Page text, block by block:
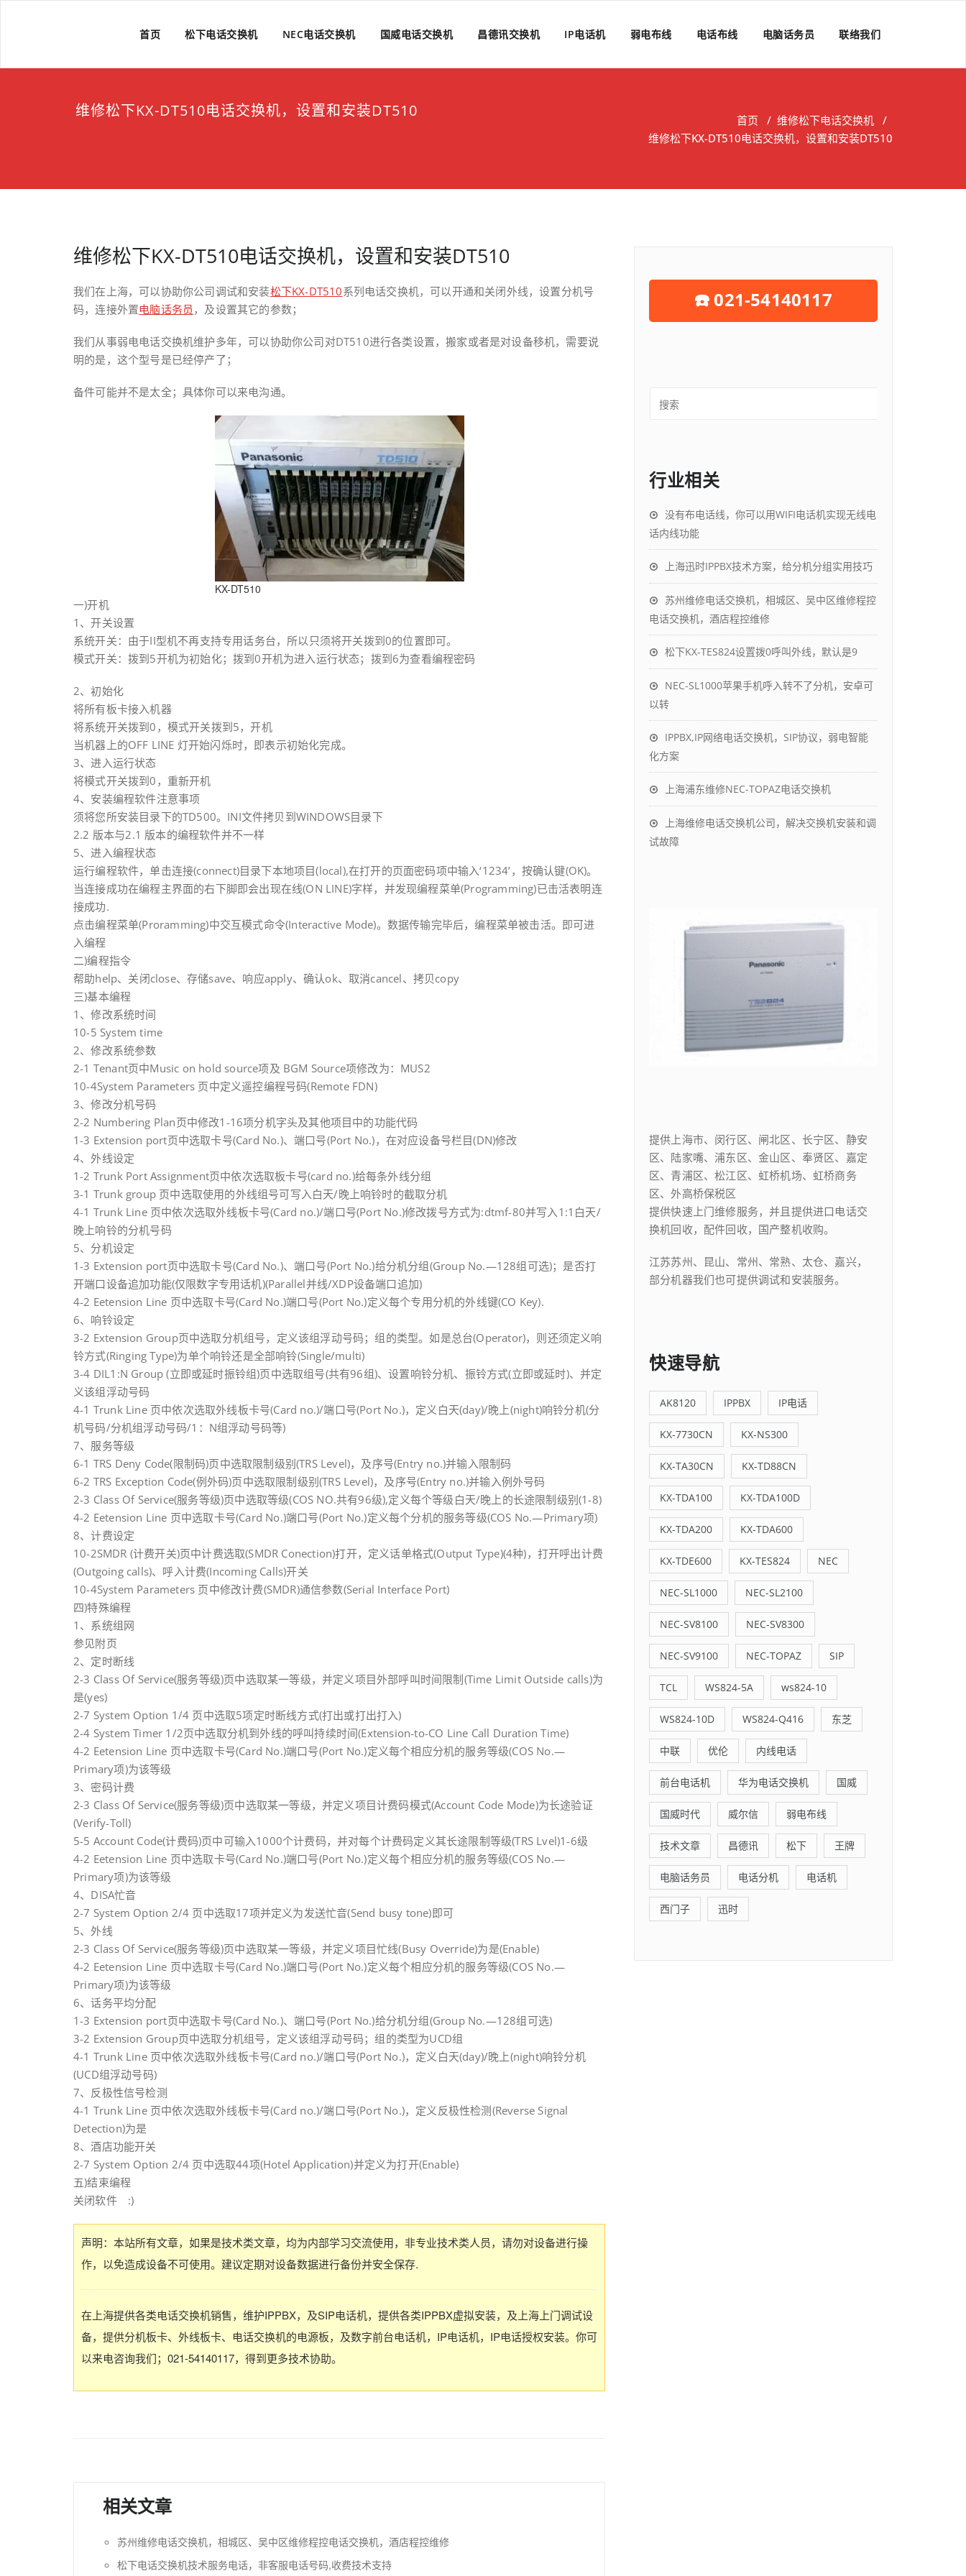
上海维修电话交换机
上海维修松下、国威、NEC、迅时电话交换机
首页 松下电话交换机 NEC电话交换机 国威电话交换机 昌德讯交换机 IP电话机 弱电布线 电话布线 电脑话务员 联络我们
维修松下KX-DT510电话交换机，设置和安装DT510 首页 / 维修松下电话交换机 /
维修松下KX-DT510电话交换机，设置和安装DT510
维修松下KX-DT510电话交换机，设置和安装DT510
我们在上海，可以协助你公司调试和安装松下KX-DT510系列电话交换机，可以开通和关闭外线，设置分机号
码，连接外置电脑话务员 ，及设置其它的参数；
我们从事弱电电话交换机维护多年，可以协助你公司对DT510进行各类设置，搬家或者是对设备移机，需要说
明的是，这个型号是已经停产了；
备件可能并不是太全；具体你可以来电沟通。
KX-DT510
一)开机
1、开关设置
系统开关：由于II型机不再支持专用话务台，所以只须将开关拨到0的位置即可。
模式开关：拨到5开机为初始化；拨到0开机为进入运行状态；拨到6为查看编程密码
2、初始化
将所有板卡接入机器
将系统开关拨到0，模式开关拨到5，开机
当机器上的OFF LINE 灯开始闪烁时，即表示初始化完成。
3、进入运行状态
将模式开关拨到0，重新开机
4、安装编程软件注意事项
须将您所安装目录下的TD500。INI文件拷贝到WINDOWS目录下
2.2 版本与2.1 版本的编程软件并不一样
5、进入编程状态
运行编程软件，单击连接(connect)目录下本地项目(local),在打开的页面密码项中输入‘1234’，按确认键(OK)。
当连接成功在编程主界面的右下脚即会出现在线(ON LINE)字样，并发现编程菜单(Programming)已击活表明连
接成功.
点击编程菜单(Proramming)中交互模式命令(Interactive Mode)。数据传输完毕后，编程菜单被击活。即可进
入编程
二)编程指令
帮助help、关闭close、存储save、响应apply、确认ok、取消cancel、拷贝copy
三)基本编程
1、修改系统时间
10-5 System time
2、修改系统参数
2-1 Tenant页中Music on hold source项及 BGM Source项修改为：MUS2
10-4System Parameters 页中定义遥控编程号码(Remote FDN)
3、修改分机号码
2-2 Numbering Plan页中修改1-16项分机字头及其他项目中的功能代码
1-3 Extension port页中选取卡号(Card No.)、端口号(Port No.)，在对应设备号栏目(DN)修改
4、外线设定
1-2 Trunk Port Assignment页中依次选取板卡号(card no.)给每条外线分组
3-1 Trunk group 页中选取使用的外线组号可写入白天/晚上响铃时的截取分机
4-1 Trunk Line 页中依次选取外线板卡号(Card no.)/端口号(Port No.)修改拨号方式为:dtmf-80并写入1:1白天/
晚上响铃的分机号码
5、分机设定
1-3 Extension port页中选取卡号(Card No.)、端口号(Port No.)给分机分组(Group No.—128组可选)；是否打
开端口设备追加功能(仅限数字专用话机)(Parallel并线/XDP设备端口追加)
4-2 Eetension Line 页中选取卡号(Card No.)端口号(Port No.)定义每个专用分机的外线键(CO Key).
6、响铃设定
3-2 Extension Group页中选取分机组号，定义该组浮动号码；组的类型。如是总台(Operator)，则还须定义响
铃方式(Ringing Type)为单个响铃还是全部响铃(Single/multi)
3-4 DIL1:N Group (立即或延时振铃组)页中选取组号(共有96组)、设置响铃分机、振铃方式(立即或延时)、并定
义该组浮动号码
4-1 Trunk Line 页中依次选取外线板卡号(Card no.)/端口号(Port No.)，定义白天(day)/晚上(night)响铃分机(分
机号码/分机组浮动号码/1：N组浮动号码等)
7、服务等级
6-1 TRS Deny Code(限制码)页中选取限制级别(TRS Level)，及序号(Entry no.)并输入限制码
6-2 TRS Exception Code(例外码)页中选取限制级别(TRS Level)，及序号(Entry no.)并输入例外号码
2-3 Class Of Service(服务等级)页中选取等级(COS NO.共有96级),定义每个等级白天/晚上的长途限制级别(1-8)
4-2 Eetension Line 页中选取卡号(Card No.)端口号(Port No.)定义每个分机的服务等级(COS No.—Primary项)
8、计费设定
10-2SMDR (计费开关)页中计费选取(SMDR Conection)打开，定义话单格式(Output Type)(4种)，打开呼出计费
(Outgoing calls)、呼入计费(Incoming Calls)开关
10-4System Parameters 页中修改计费(SMDR)通信参数(Serial Interface Port)
四)特殊编程
1、系统组网
参见附页
2、定时断线
2-3 Class Of Service(服务等级)页中选取某一等级，并定义项目外部呼叫时间限制(Time Limit Outside calls)为
是(yes)
2-7 System Option 1/4 页中选取5项定时断线方式(打出或打出打入)
2-4 System Timer 1/2页中选取分机到外线的呼叫持续时间(Extension-to-CO Line Call Duration Time)
4-2 Eetension Line 页中选取卡号(Card No.)端口号(Port No.)定义每个相应分机的服务等级(COS No.—
Primary项)为该等级
3、密码计费
2-3 Class Of Service(服务等级)页中选取某一等级，并定义项目计费码模式(Account Code Mode)为长途验证
(Verify-Toll)
5-5 Account Code(计费码)页中可输入1000个计费码，并对每个计费码定义其长途限制等级(TRS Lvel)1-6级
4-2 Eetension Line 页中选取卡号(Card No.)端口号(Port No.)定义每个相应分机的服务等级(COS No.—
Primary项)为该等级
4、DISA忙音
2-7 System Option 2/4 页中选取17项并定义为发送忙音(Send busy tone)即可
5、外线
2-3 Class Of Service(服务等级)页中选取某一等级，并定义项目忙线(Busy Override)为是(Enable)
4-2 Eetension Line 页中选取卡号(Card No.)端口号(Port No.)定义每个相应分机的服务等级(COS No.—
Primary项)为该等级
6、话务平均分配
1-3 Extension port页中选取卡号(Card No.)、端口号(Port No.)给分机分组(Group No.—128组可选)
3-2 Extension Group页中选取分机组号，定义该组浮动号码；组的类型为UCD组
4-1 Trunk Line 页中依次选取外线板卡号(Card no.)/端口号(Port No.)，定义白天(day)/晚上(night)响铃分机
(UCD组浮动号码)
7、反极性信号检测
4-1 Trunk Line 页中依次选取外线板卡号(Card no.)/端口号(Port No.)，定义反极性检测(Reverse Signal
Detection)为是
8、酒店功能开关
2-7 System Option 2/4 页中选取44项(Hotel Application)并定义为打开(Enable)
五)结束编程
关闭软件 :)
声明：本站所有文章，如果是技术类文章，均为内部学习交流使用，非专业技术类人员，请勿对设备进行操
作，以免造成设备不可使用。建议定期对设备数据进行备份并安全保存.
在上海提供各类电话交换机销售，维护IPPBX，及SIP电话机，提供各类IPPBX虚拟安装，及上海上门调试设
备，提供分机板卡、外线板卡、电话交换机的电源板，及数字前台电话机，IP电话机，IP电话授权安装。你可
以来电咨询我们；021-54140117，得到更多技术协助。
相关文章
苏州维修电话交换机，相城区、吴中区维修程控电话交换机，酒店程控维修
松下电话交换机技术服务电话，非客服电话号码,收费技术支持
☎️ 021-54140117
行业相关
没有布电话线，你可以用WIFI电话机实现无线电
话内线功能
上海迅时IPPBX技术方案，给分机分组实用技巧
苏州维修电话交换机，相城区、吴中区维修程控
电话交换机，酒店程控维修
松下KX-TES824设置拨0呼叫外线，默认是9
NEC-SL1000苹果手机呼入转不了分机，安卓可
以转
IPPBX,IP网络电话交换机，SIP协议，弱电智能
化方案
上海浦东维修NEC-TOPAZ电话交换机
上海维修电话交换机公司，解决交换机安装和调
试故障
提供上海市、闵行区、闸北区、长宁区、静安
区、陆家嘴、浦东区、金山区、奉贤区、嘉定
区、青浦区、松江区、虹桥机场、虹桥商务
区、外高桥保税区
提供快速上门维修服务，并且提供进口电话交
换机回收，配件回收，国产整机收购。
江苏苏州、昆山、常州、常熟、太仓、嘉兴，
部分机器我们也可提供调试和安装服务。
快速导航
AK8120 IPPBX IP电话
KX-7730CN KX-NS300
KX-TA30CN KX-TD88CN
KX-TDA100 KX-TDA100D
KX-TDA200 KX-TDA600
KX-TDE600 KX-TES824 NEC
NEC-SL1000 NEC-SL2100
NEC-SV8100 NEC-SV8300
NEC-SV9100 NEC-TOPAZ SIP
TCL WS824-5A ws824-10
WS824-10D WS824-Q416 东芝
中联 优伦 内线电话
前台电话机 华为电话交换机 国威
国威时代 威尔信 弱电布线
技术文章 昌德讯 松下 王牌
电脑话务员 电话分机 电话机
西门子 迅时